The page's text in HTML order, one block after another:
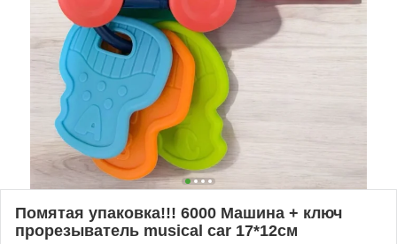
Помятая упаковка!!! 6000 Машина + ключ
прорезыватель musical car 17*12см